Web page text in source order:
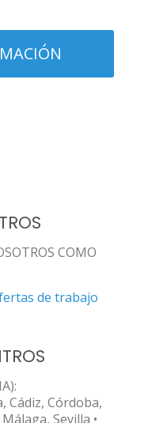
COMO
de trabajo
Cádiz, Córdoba,
Sevilla •